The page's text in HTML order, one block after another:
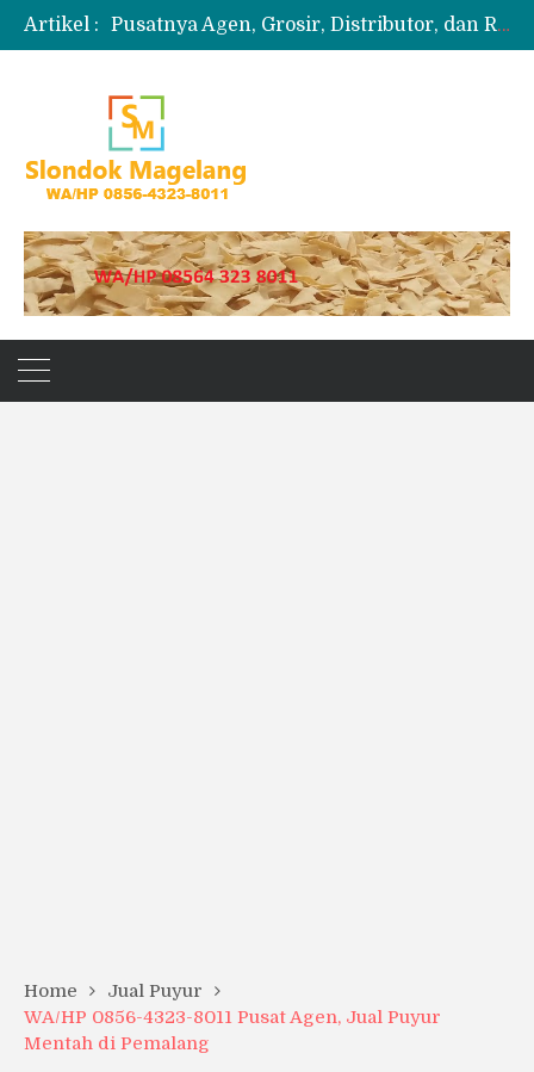
Artikel :
Pusatnya Agen, Grosir, Distributor, dan Reseller Puyur Koin
Produksi Slondok
Jual Puyur Koin Mentah 1 Ball 5 kg
Home
Jual Puyur
WA/HP 0856-4323-8011 Pusat Agen, Jual Puyur
Mentah di Pemalang